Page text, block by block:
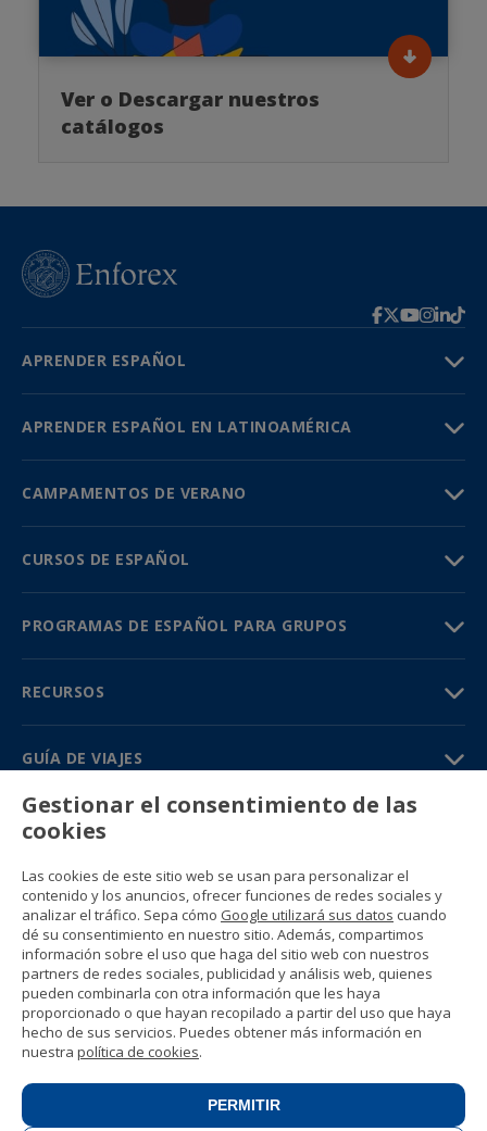
Ver o Descargar nuestros
catálogos
APRENDER ESPAÑOL
APRENDER ESPAÑOL EN LATINOAMÉRICA
CAMPAMENTOS DE VERANO
CURSOS DE ESPAÑOL
PROGRAMAS DE ESPAÑOL PARA GRUPOS
RECURSOS
GUÍA DE VIAJES
PARTNERS
Contacto
Precios y catálogos
(+34) 91 594 37 76
Gustavo Fernández Balbuena, 11
28002 Madrid, Spain
Sitemap
Condiciones generales
Política de privacidad
Política de cookies
(CIF B-79946729) Todos los derechos
reservados.
Gestionar el consentimiento de las
cookies
Las cookies de este sitio web se usan para personalizar el
contenido y los anuncios, ofrecer funciones de redes sociales y
analizar el tráfico. Sepa cómo Google utilizará sus datos cuando
dé su consentimiento en nuestro sitio. Además, compartimos
información sobre el uso que haga del sitio web con nuestros
partners de redes sociales, publicidad y análisis web, quienes
pueden combinarla con otra información que les haya
proporcionado o que hayan recopilado a partir del uso que haya
hecho de sus servicios. Puedes obtener más información en
nuestra política de cookies.
PERMITIR